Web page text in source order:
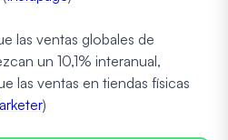
las ventas globales de
un 10,1% interanual,
las ventas en tiendas físicas
)